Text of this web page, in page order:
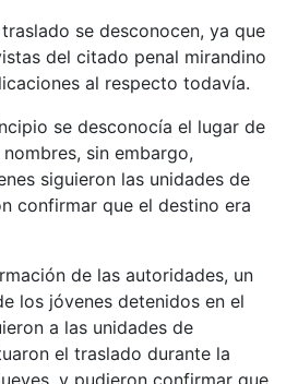
se desconocen, ya que
del citado penal mirandino
al respecto todavía.
se desconocía el lugar de
sin embargo,
siguieron las unidades de
confirmar que el destino era
de las autoridades, un
los jóvenes detenidos en el
a las unidades de
el traslado durante la